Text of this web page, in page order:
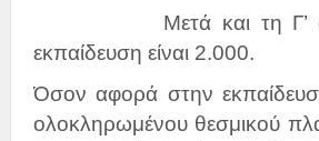
Μετά και τη Γ’ φάση
εκπαίδευση είναι 2.000.
Όσον αφορά στην
ολοκληρωμένου θεσμικού